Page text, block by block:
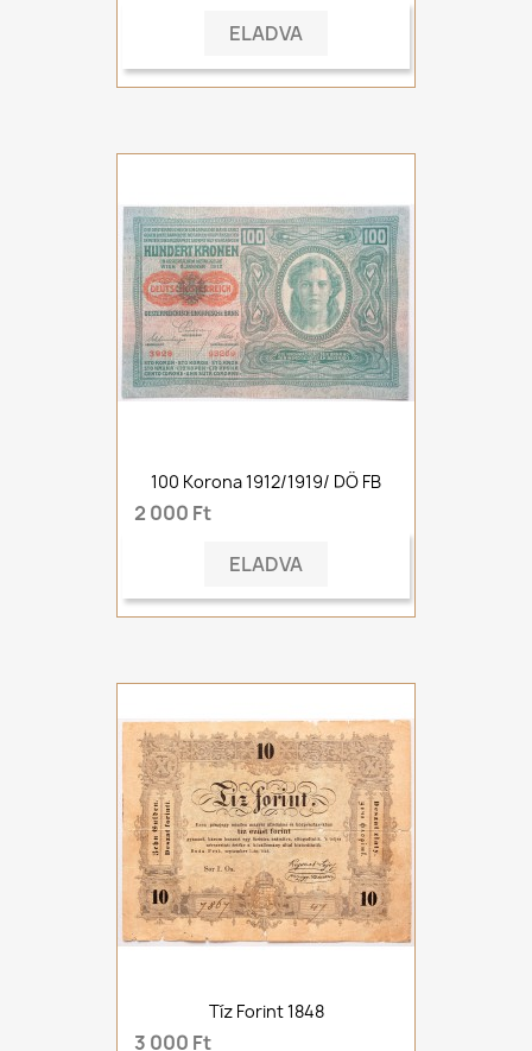
ELADVA
100 Korona 1912/1919/ DÖ FB
2 000 Ft
ELADVA
Tíz Forint 1848
3 000 Ft